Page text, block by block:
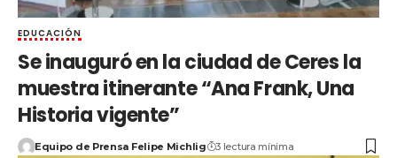
EDUCACIÓN
Se inauguró en la ciudad de Ceres la
muestra itinerante “Ana Frank, Una
Historia vigente”
Equipo de Prensa Felipe Michlig 3 lectura mínima